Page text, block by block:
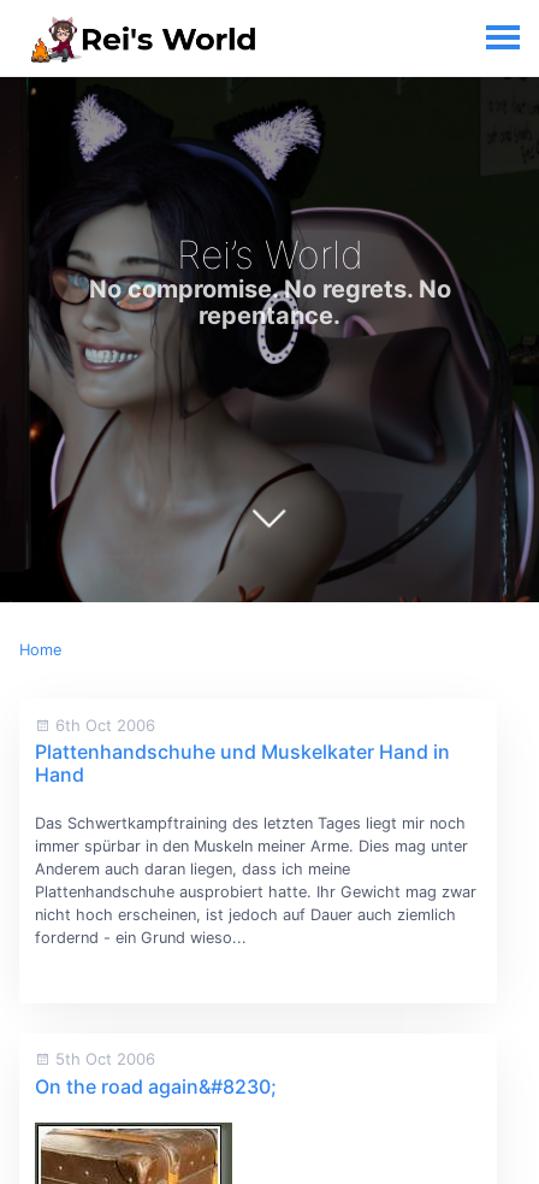
Rei’s World
No compromise. No regrets. No
repentance.
Home
6th Oct 2006
Plattenhandschuhe und Muskelkater Hand in
Hand
Das Schwertkampftraining des letzten Tages liegt mir noch
immer spürbar in den Muskeln meiner Arme. Dies mag unter
Anderem auch daran liegen, dass ich meine
Plattenhandschuhe ausprobiert hatte. Ihr Gewicht mag zwar
nicht hoch erscheinen, ist jedoch auf Dauer auch ziemlich
fordernd - ein Grund wieso...
5th Oct 2006
On the road again&#8230;